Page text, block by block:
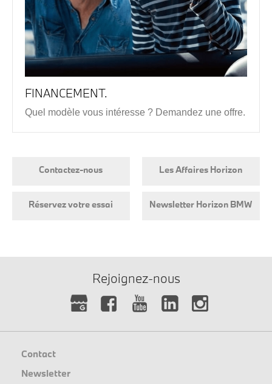
FINANCEMENT.
Quel modèle vous intéresse ? Demandez une offre.
Contactez-nous Les Affaires Horizon
Réservez votre essai Newsletter Horizon BMW
Rejoignez-nous
Contact
Newsletter